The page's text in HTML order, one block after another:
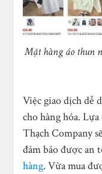
Mặt hàng áo thun
Việc giao dịch dễ
cho hàng hóa.
Thạch Company
đảm bảo được
hàng. Vừa mua